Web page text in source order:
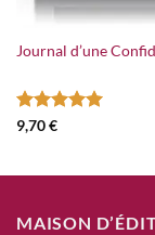
Journal d’une
Note
9,70€
MAISON